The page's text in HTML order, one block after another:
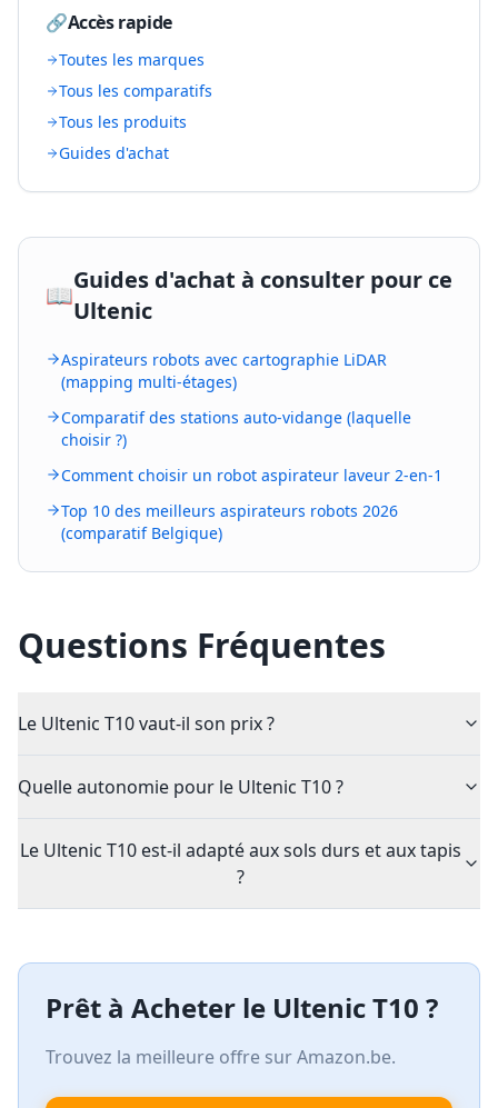
🔗Accès rapide
Toutes les marques
Tous les comparatifs
Tous les produits
Guides d'achat
📖
Guides d'achat à consulter pour ce
Ultenic
Aspirateurs robots avec cartographie LiDAR
(mapping multi-étages)
Comparatif des stations auto-vidange (laquelle
choisir ?)
Comment choisir un robot aspirateur laveur 2-en-1
Top 10 des meilleurs aspirateurs robots 2026
(comparatif Belgique)
Questions Fréquentes
Le Ultenic T10 vaut-il son prix ?
Quelle autonomie pour le Ultenic T10 ?
Le Ultenic T10 est-il adapté aux sols durs et aux tapis
?
Prêt à Acheter le Ultenic T10 ?
Trouvez la meilleure offre sur Amazon.be.